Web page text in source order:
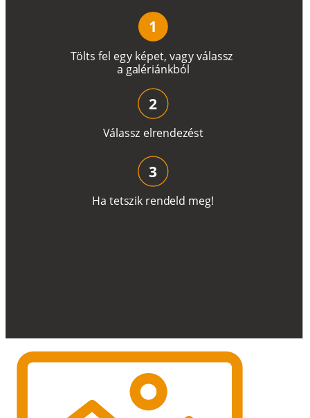
Tölts fel egy képet, vagyválassz
a galériánkból
1
Válassz elrendezést
2
Ha tetszik rendeld meg!
3